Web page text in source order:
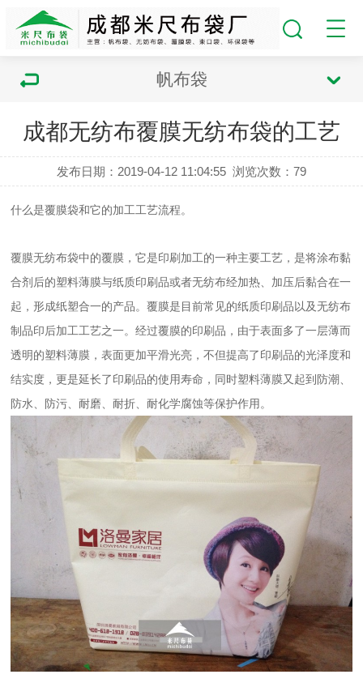
帆布袋
成都无纺布覆膜无纺布袋的工艺
发布日期：2019-04-12 11:04:55 浏览次数：79
什么是覆膜袋和它的加工工艺流程。
覆膜无纺布袋中的覆膜，它是印刷加工的一种主要工艺，是将涂布黏
合剂后的塑料薄膜与纸质印刷品或者无纺布经加热、加压后黏合在一
起，形成纸塑合一的产品。覆膜是目前常见的纸质印刷品以及无纺布
制品印后加工工艺之一。经过覆膜的印刷品，由于表面多了一层薄而
透明的塑料薄膜，表面更加平滑光亮，不但提高了印刷品的光泽度和
结实度，更是延长了印刷品的使用寿命，同时塑料薄膜又起到防潮、
防水、防污、耐磨、耐折、耐化学腐蚀等保护作用。